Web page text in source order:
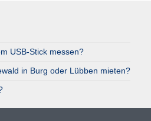
USB-Stick messen?
in Burg oder Lübben mieten?